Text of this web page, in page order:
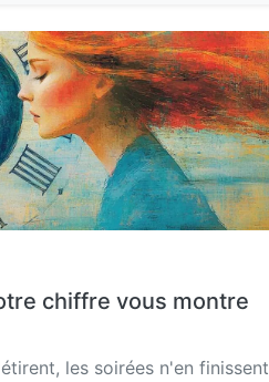
chiffre vous montre
les soirées n'en finissent